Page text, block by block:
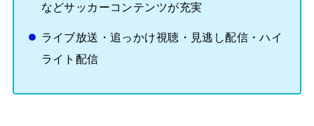
などサッカーコンテンツが充実
ライブ放送・追っかけ視聴・見逃し配信・ハイ
ライト配信